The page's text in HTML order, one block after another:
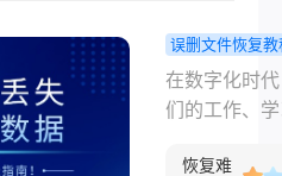
么，u盘格式
据能恢复吗
案：是:恢复
很大，但前
须立即采取
误删文件恢复教
脑文件丢失
恢复数据？
高效数据恢
在数字化时
们的工作、
电脑的硬盘
恢复难